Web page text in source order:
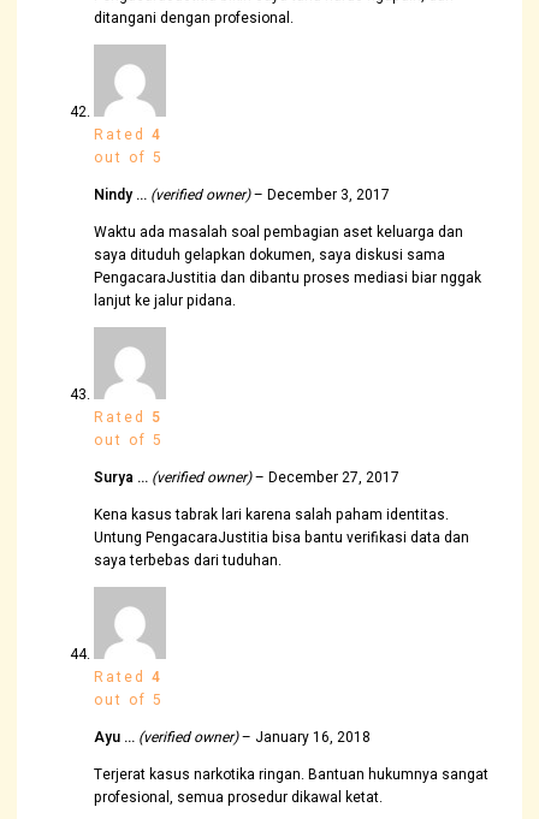
ditangani dengan profesional.
Rated4
out of 5
Nindy … (verified owner)– December 3, 2017
Waktu ada masalah soal pembagian aset keluarga dan
saya dituduh gelapkan dokumen, saya diskusi sama
PengacaraJustitia dan dibantu proses mediasi biar nggak
lanjut ke jalur pidana.
Rated 5
out of 5
Surya … (verified owner)– December 27, 2017
Kena kasus tabrak lari karena salah paham identitas.
Untung PengacaraJustitia bisa bantu verifikasi data dan
saya terbebas dari tuduhan.
Rated4
out of 5
Ayu … (verified owner)– January 16, 2018
Terjerat kasus narkotika ringan. Bantuan hukumnya sangat
profesional, semua prosedur dikawal ketat.